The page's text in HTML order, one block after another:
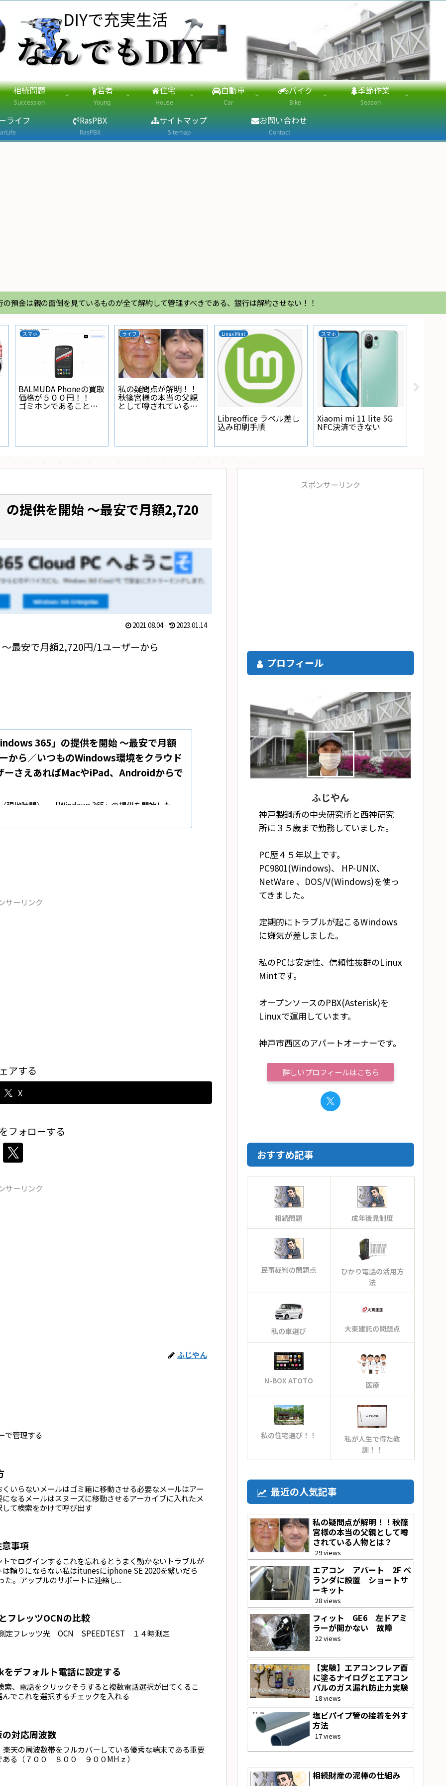
相続問題
Succession
若者
Young
住宅
House
自動車
Car
バイク
Bike
季節作業
Season
ライフ RasPBX
RasPBX
サイトマップ
Sitemap
お問い合わせ
Contact
預金は親の面倒を見ているものが全て解約して管理すべきである、銀行は解約させない！！
スマホ
BALMUDA Phoneの買取
価格が５００円！！
ゴミホンであることが
ライフ
私の疑問点が解明！！
秋篠宮様の本当の父親
として噂されている人
Linux Mint
Libreoffice ラベル差し
込み印刷手順
スマホ
Xiaomi mi 11 lite 5G
NFC決済できない
提供を開始 ～最安で月額2,720
2021.08.04 2023.01.14
最安で月額2,720円/1ユーザーから
365」の提供を開始 ～最安で月額
から／いつものWindows環境をクラウド
ーさえあればMacやiPad、Androidからで
地時間）、「Windows 365」の提供を開始した。
な働き方をサポートするとしている。
サーリンク
アする
X
フォローする
サーリンク
ふじやん
で管理する
いらないメールはゴミ箱に移動させる必要なメールはアー
なるメールはスヌーズに移動させるアーカイブに入れたメ
て検索をかけて呼び出す
事項
でログインするこれを忘れるとうまく動かないトラブルが
頼りにならない私はitunesにiphone SE 2020を繋いだら
。アップルのサポートに連絡し...
フレッツOCNの比較
測定フレッツ光 OCN SPEEDTEST １４時測定
デフォルト電話に設定する
、電話をクリックそうすると複数電話選択が出てくるこ
でこれを選択するチェックを入れる
対応周波数
天の周波数帯をフルカバーしている優秀な端末である重要
ある（７００ ８００ ９００MHｚ）
スポンサーリンク
プロフィール
ふじやん
神戸製鋼所の中央研究所と西神研究
所に３５歳まで勤務していました。
PC歴４５年以上です。
PC9801(Windows)、 HP-UNIX、
NetWare 、DOS/V(Windows)を使っ
てきました。
定期的にトラブルが起こるWindows
に嫌気が差しました。
私のPCは安定性、信頼性抜群のLinux
Mintです。
オープンソースのPBX(Asterisk)を
Linuxで運用しています。
神戸市西区のアパートオーナーです。
詳しいプロフィールはこちら
おすすめ記事
相続問題 成年後見制度
民事裁判の問題点
ひかり電話の活用方
法
私の車選び 大東建託の問題点
N-BOX ATOTO 医療
私の住宅選び！！
私が人生で得た教
訓！！
最近の人気記事
私の疑問点が解明！！秋篠
宮様の本当の父親として噂
されている人物とは？
29 views
エアコン アパート 2F ベ
ランダに設置 ショートサ
ーキット
28 views
フィット GE6 左ドアミ
ラーが開かない 故障
22 views
【実験】エアコンフレア面
に塗るナイログとエアコン
パルのガス漏れ防止力実験
18 views
塩ビパイプ管の接着を外す
方法
17 views
相続財産の泥棒の仕組み